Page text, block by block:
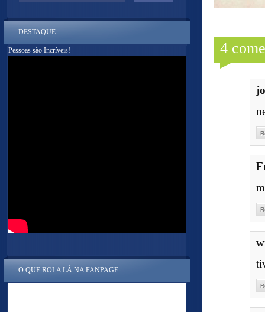
4
DESTAQUE
Pessoas são Incríveis!
O QUE ROLA LÁ NA FANPAGE